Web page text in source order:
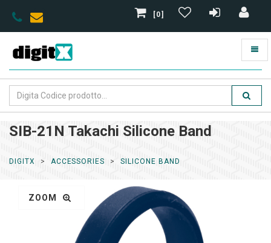
[0]
SIB-21N Takachi Silicone Band
DIGITX ACCESSORIES SILICONE BAND
ZOOM